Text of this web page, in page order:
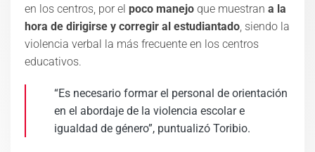
en los centros, por el poco manejo que muestran a la
hora de dirigirse y corregir al estudiantado , siendo la
violencia verbal la más frecuente en los centros
educativos.
“Es necesario formar el personal de orientación
en el abordaje de la violencia escolar e
igualdad de género”, puntualizó Toribio.